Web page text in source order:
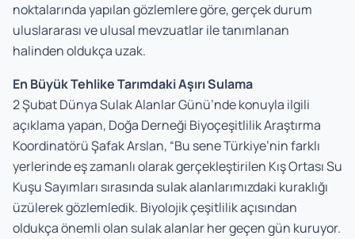
noktalarında yapılan gözlemlere göre, gerçek durum
uluslararası ve ulusal mevzuatlar ile tanımlanan
halinden oldukça uzak.
En Büyük Tehlike Tarımdaki Aşırı Sulama
2 Şubat Dünya Sulak Alanlar Günü’nde konuyla ilgili
açıklama yapan, Doğa Derneği Biyoçeşitlilik Araştırma
Koordinatörü Şafak Arslan, “Bu sene Türkiye’nin farklı
yerlerinde eş zamanlı olarak gerçekleştirilen Kış Ortası Su
Kuşu Sayımları sırasında sulak alanlarımızdaki kuraklığı
üzülerek gözlemledik. Biyolojik çeşitlilik açısından
oldukça önemli olan sulak alanlar her geçen gün kuruyor.